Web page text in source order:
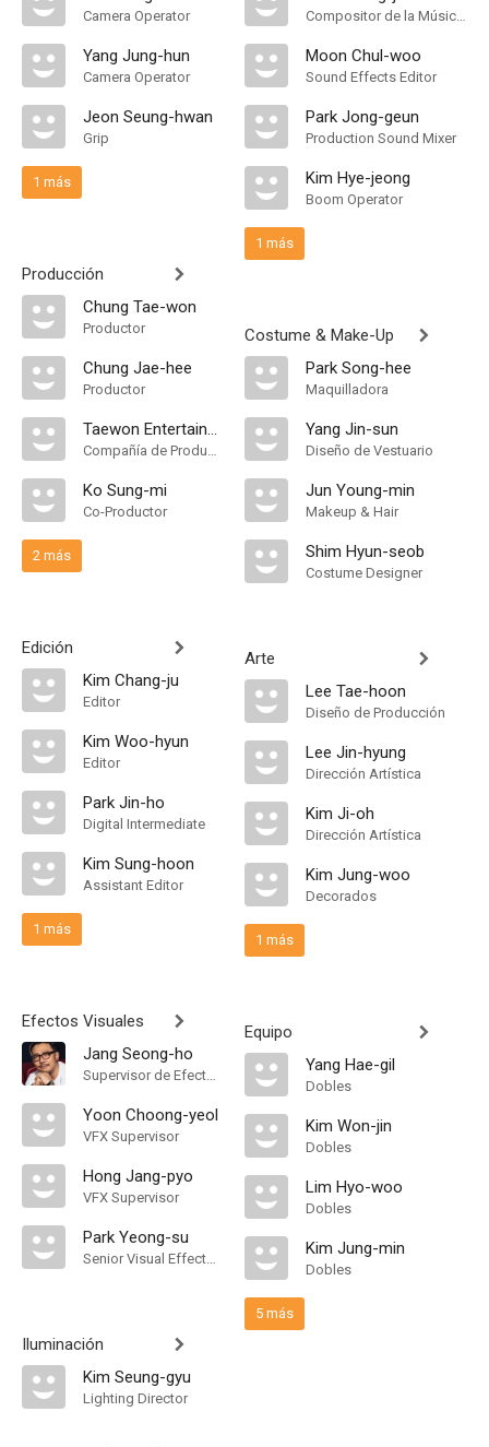
Camera Operator
Yang Jung-hun
Camera Operator
Jeon Seung-hwan
Grip
1 más
Producción
Chung Tae-won
Productor
Chung Jae-hee
Productor
Taewon Entertainment
Compañía de Produccion
Ko Sung-mi
Co-Productor
2 más
Edición
Kim Chang-ju
Editor
Kim Woo-hyun
Editor
Park Jin-ho
Digital Intermediate
Kim Sung-hoon
Assistant Editor
1 más
Efectos Visuales
Jang Seong-ho
Supervisor de Efectos Visuales
Yoon Choong-yeol
VFX Supervisor
Hong Jang-pyo
VFX Supervisor
Park Yeong-su
Senior Visual Effects Supervisor
Iluminación
Kim Seung-gyu
Lighting Director
Compositor de la Música Original
Moon Chul-woo
Sound Effects Editor
Park Jong-geun
Production Sound Mixer
Kim Hye-jeong
Boom Operator
1 más
Costume & Make-Up
Park Song-hee
Maquilladora
Yang Jin-sun
Diseño de Vestuario
Jun Young-min
Makeup & Hair
Shim Hyun-seob
Costume Designer
Arte
Lee Tae-hoon
Diseño de Producción
Lee Jin-hyung
Dirección Artística
Kim Ji-oh
Dirección Artística
Kim Jung-woo
Decorados
1 más
Equipo
Yang Hae-gil
Dobles
Kim Won-jin
Dobles
Lim Hyo-woo
Dobles
Kim Jung-min
Dobles
5 más